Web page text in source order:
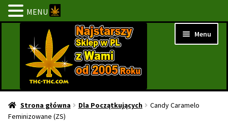
nawigacji
treści
Menu
Strona Główna
Strona główna Dla Początkujących
Candy Caramelo
Feminizowane (ZS)
MENU